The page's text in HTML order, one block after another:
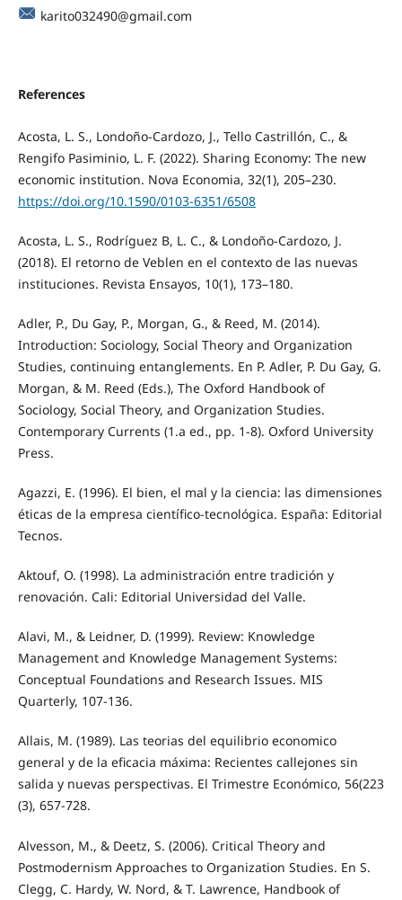
karito032490@gmail.com
References
Acosta, L. S., Londoño-Cardozo, J., Tello Castrillón, C., &
Rengifo Pasiminio, L. F. (2022). Sharing Economy: The new
economic institution. Nova Economia, 32(1), 205–230.
https://doi.org/10.1590/0103-6351/6508
Acosta, L. S., Rodríguez B, L. C., & Londoño-Cardozo, J.
(2018). El retorno de Veblen en el contexto de las nuevas
instituciones. Revista Ensayos, 10(1), 173–180.
Adler, P., Du Gay, P., Morgan, G., & Reed, M. (2014).
Introduction: Sociology, Social Theory and Organization
Studies, continuing entanglements. En P. Adler, P. Du Gay, G.
Morgan, & M. Reed (Eds.), The Oxford Handbook of
Sociology, Social Theory, and Organization Studies.
Contemporary Currents (1.a ed., pp. 1-8). Oxford University
Press.
Agazzi, E. (1996). El bien, el mal y la ciencia: las dimensiones
éticas de la empresa científico-tecnológica. España: Editorial
Tecnos.
Aktouf, O. (1998). La administración entre tradición y
renovación. Cali: Editorial Universidad del Valle.
Alavi, M., & Leidner, D. (1999). Review: Knowledge
Management and Knowledge Management Systems:
Conceptual Foundations and Research Issues. MIS
Quarterly, 107-136.
Allais, M. (1989). Las teorias del equilibrio economico
general y de la eficacia máxima: Recientes callejones sin
salida y nuevas perspectivas. El Trimestre Económico, 56(223
(3), 657-728.
Alvesson, M., & Deetz, S. (2006). Critical Theory and
Postmodernism Approaches to Organization Studies. En S.
Clegg, C. Hardy, W. Nord, & T. Lawrence, Handbook of